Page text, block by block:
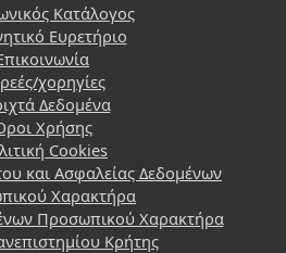
Κατάλογος
Ευρετήριο
χορηγίες
Δεδομένα
Χρήσης
Cookies
και Ασφαλείας Δεδομένων
Χαρακτήρα
Προσωπικού Χαρακτήρα
Κρήτης